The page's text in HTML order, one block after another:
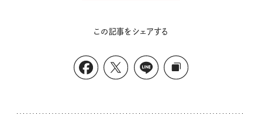
この記事をシェアする